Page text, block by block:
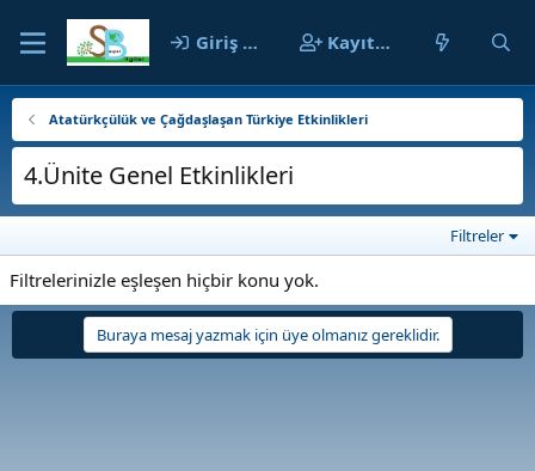
Giriş yap Kayıt ol
Atatürkçülük ve Çağdaşlaşan Türkiye Etkinlikleri
4.Ünite Genel Etkinlikleri
Filtreler
Filtrelerinizle eşleşen hiçbir konu yok.
Buraya mesaj yazmak için üye olmanız gereklidir.